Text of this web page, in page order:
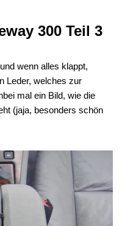
300 Teil 3
wenn alles klappt,
Leder, welches zur
mal ein Bild, wie die
(jaja, besonders schön